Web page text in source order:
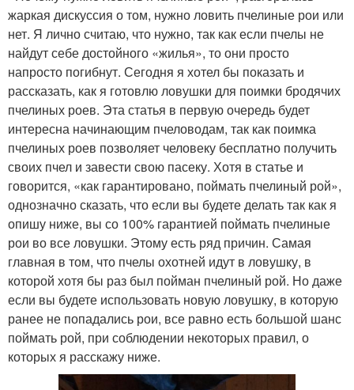
жаркая дискуссия о том, нужно ловить пчелиные рои или
нет. Я лично считаю, что нужно, так как если пчелы не
найдут себе достойного «жилья», то они просто
напросто погибнут. Сегодня я хотел бы показать и
рассказать, как я готовлю ловушки для поимки бродячих
пчелиных роев. Эта статья в первую очередь будет
интересна начинающим пчеловодам, так как поимка
пчелиных роев позволяет человеку бесплатно получить
своих пчел и завести свою пасеку. Хотя в статье и
говорится, «как гарантировано, поймать пчелиный рой»,
однозначно сказать, что если вы будете делать так как я
опишу ниже, вы со 100% гарантией поймать пчелиные
рои во все ловушки. Этому есть ряд причин. Самая
главная в том, что пчелы охотней идут в ловушку, в
которой хотя бы раз был пойман пчелиный рой. Но даже
если вы будете использовать новую ловушку, в которую
ранее не попадались рои, все равно есть большой шанс
поймать рой, при соблюдении некоторых правил, о
которых я расскажу ниже.